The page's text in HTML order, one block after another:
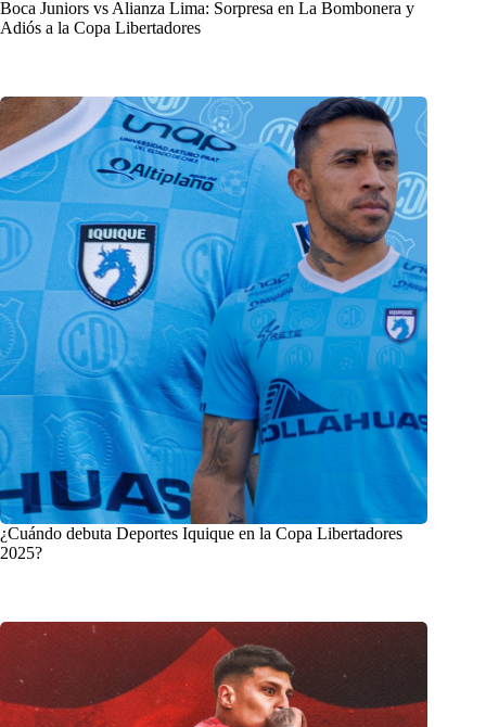
Boca Juniors vs Alianza Lima: Sorpresa en La Bombonera y
Adiós a la Copa Libertadores
¿Cuándo debuta Deportes Iquique en la Copa Libertadores
2025?